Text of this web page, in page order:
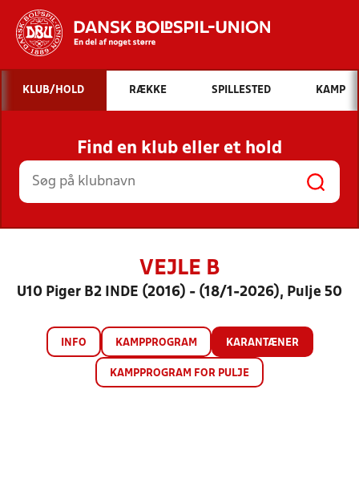
Hvad vil du søge efter?
INDHOLD OG NYHEDER
STILLINGER, RESULTATER, KLUBBER OG
HOLD
KLUB/HOLD RÆKKE SPILLESTED KAMP
Find en klub eller et hold
VEJLE B
U10 Piger B2 INDE (2016) - (18/1-2026), Pulje 50
INFO KAMPPROGRAM KARANTÆNER
KAMPPROGRAM FOR PULJE